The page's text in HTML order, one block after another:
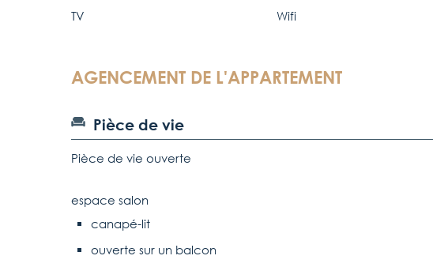
TV Wifi
AGENCEMENT DE L'APPARTEMENT
Pièce de vie
Pièce de vie ouverte
espace salon
canapé-lit
ouverte sur un balcon